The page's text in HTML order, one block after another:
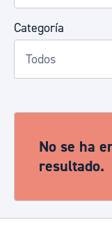
Categoría
No se ha
resultado.